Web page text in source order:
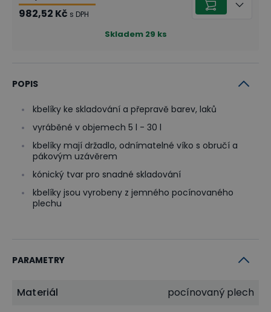
982,52 Kč s DPH
Skladem 29 ks
POPIS
kbelíky ke skladování a přepravě barev, laků
vyráběné v objemech 5 l - 30 l
kbelíky mají držadlo, odnímatelné víko s obručí a
pákovým uzávěrem
kónický tvar pro snadné skladování
kbelíky jsou vyrobeny z jemného pocínovaného
plechu
PARAMETRY
Materiál
pocínovaný plech